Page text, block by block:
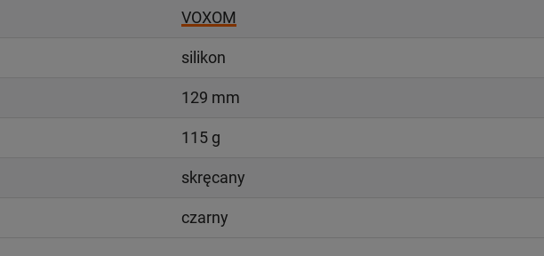
VOXOM
silikon
129 mm
115 g
skręcany
czarny